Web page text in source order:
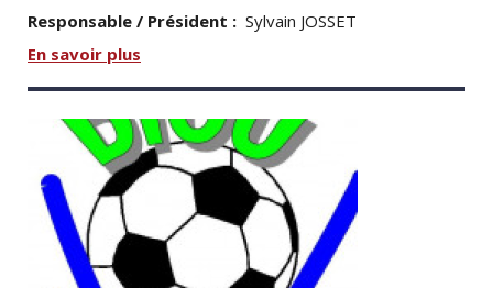
Responsable / Président : Sylvain JOSSET
En savoir plus